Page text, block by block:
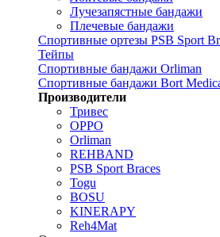
Лучезапястные бандажи
Плечевые бандажи
Спортивные ортезы PSB Sport
Тейпы
Спортивные бандажи Orliman
Спортивные бандажи Bort
Производители
Тривес
OPPO
Orliman
REHBAND
PSB Sport Braces
Togu
BOSU
KINERAPY
Reh4Mat